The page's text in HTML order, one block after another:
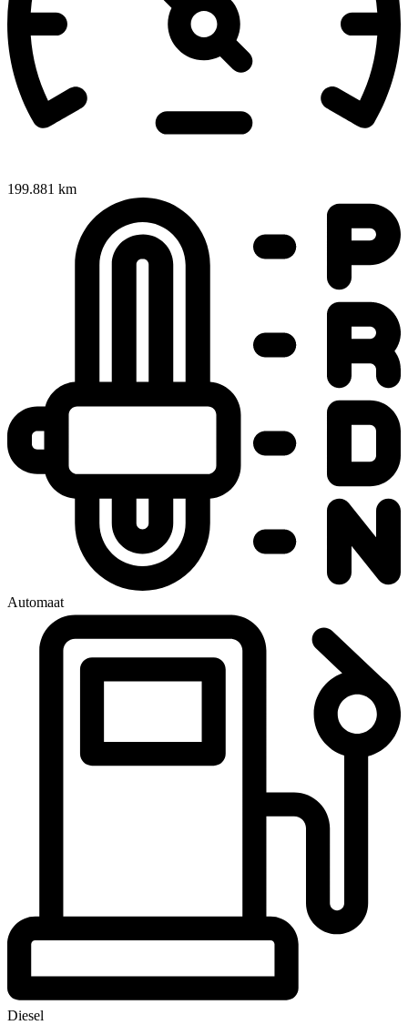
199.881 km
Automaat
Diesel